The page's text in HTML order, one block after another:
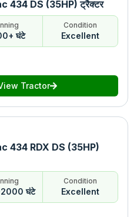
434 DS (35HP) ट्रैक्टर
घंटे
Condition
Excellent
Tractor
434 RDX DS (35HP)
घंटे
Condition
Excellent